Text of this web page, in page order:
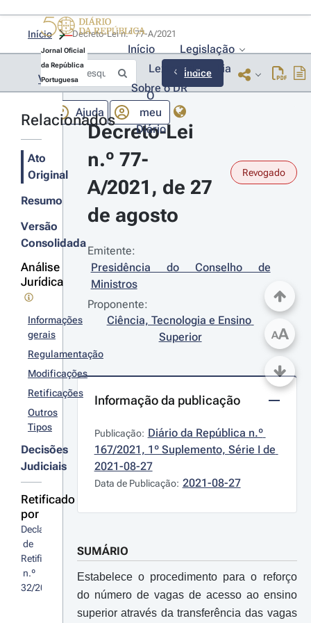
Jornal Oficial
da República
Portuguesa
Início
Legislação
Lexionário
Lia
Sobre o DR
Ajuda
O
meu
Diário
Início
Voltar Índice
Relacionados
Ato
Original
Resumo
Versão
Consolidada
Análise
Jurídica
Informações
gerais
Regulamentação
Modificações
Retificações
Outros
Tipos
Decisões
Judiciais
Retificado
por
Declaração
de
Retificação
n.º
32/2021
Decreto-Lei
n.º 77-
A/2021, de 27
de agosto
Revogado
Emitente:
Presidência do Conselho de
Ministros
Proponente:
Ciência, Tecnologia e Ensino
Superior
Informação da publicação
Publicação: Diário da República n.º
167/2021, 1º Suplemento, Série I de
2021-08-27
Data de Publicação: 2021-08-27
SUMÁRIO
Estabelece o procedimento para o reforço
do número de vagas de acesso ao ensino
superior através da transferência das vagas
AA